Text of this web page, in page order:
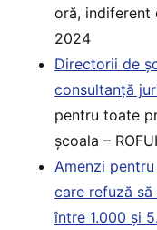
oră, indiferent
2024
Directorii de
consultanță
pentru toate
școala –
Amenzi
care refuză
între 1.000 și